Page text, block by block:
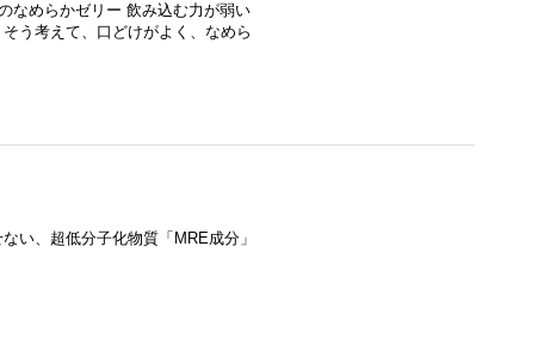
なめらかゼリー 飲み込む力が弱い
う考えて、口どけがよく、なめら
い、超低分子化物質「MRE成分」